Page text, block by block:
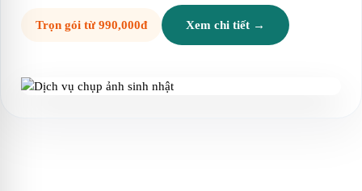
Trọn gói từ 990,000đ Xem chi tiết →